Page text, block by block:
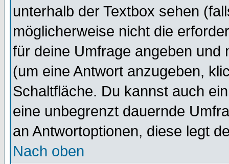
unterhalb der Textbox sehen
möglicherweise nicht die
für deine Umfrage angeben und
(um eine Antwort anzugeben,
Schaltfläche. Du kannst auch
eine unbegrenzt dauernde
an Antwortoptionen, diese legt
Nach oben